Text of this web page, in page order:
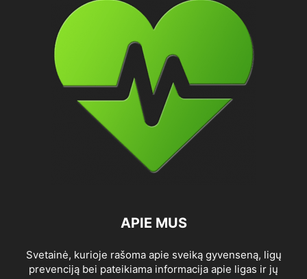
APIE MUS
Svetainė, kurioje rašoma apie sveiką gyvenseną, ligų
prevenciją bei pateikiama informacija apie ligas ir jų